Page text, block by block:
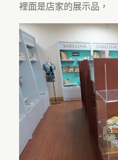
裡面是店家的展示品，